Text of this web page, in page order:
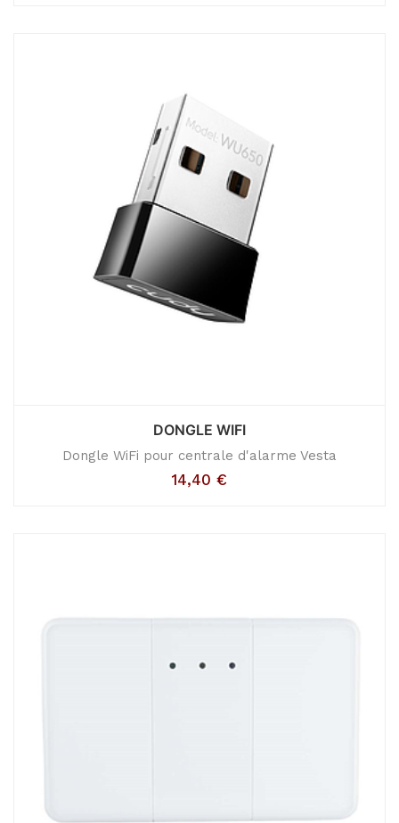
DONGLE WIFI
Dongle WiFi pour centrale d'alarme Vesta
14,40 €